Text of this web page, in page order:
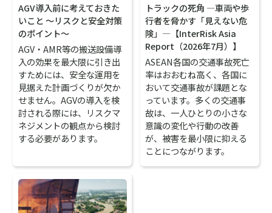
AGV導入前に考えておきた
いこと 〜リスクと安全対策
のポイント〜
AGV・AMR等の搬送設備導
入の効果を最大限に引き出
すためには、安全な運用を
見据えた計画づくりが欠か
せません。AGVの導入を検
討される際には、リスクマ
ネジメントの観点から検討
する必要があります。
トラックの死角 ―車両や歩
行者を脅かす「見えない危
険」―【InterRisk Asia
Report（2026年7月）】
ASEAN各国の交通事故死亡
率はおおむね高く、各国に
おいて交通事故が課題とな
っています。多くの交通事
故は、一人ひとりの小さな
意識の変化や行動の改善
が、被害を最小限に抑える
ことにつながります。